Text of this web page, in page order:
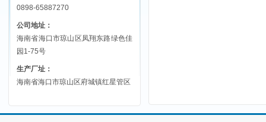
0898-65887270
公司地址：
海南省海口市琼山区凤翔东路绿色佳
园1-75号
生产厂址：
海南省海口市琼山区府城镇红星管区